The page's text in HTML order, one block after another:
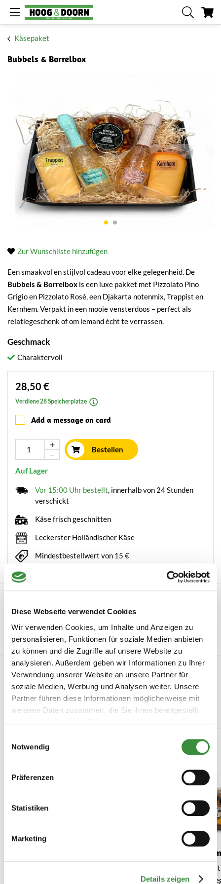
Diese Webseite verwendet Cookies
Wir verwenden Cookies, um Inhalte und Anzeigen zu
personalisieren, Funktionen für soziale Medien anbieten
zu können und die Zugriffe auf unsere Website zu
analysieren. Außerdem geben wir Informationen zu Ihrer
Verwendung unserer Website an unsere Partner für
soziale Medien, Werbung und Analysen weiter. Unsere
Partner führen diese Informationen möglicherweise mit
weiteren Daten zusammen, die Sie ihnen bereitgestellt
Notwendig
Präferenzen
Statistiken
Marketing
Details zeigen
Käsepaket
Bubbels & Borrelbox
Zur Wunschliste hinzufügen
Een smaakvol en stijlvol cadeau voor elke gelegenheid. De
Bubbels & Borrelbox is een luxe pakket met Pizzolato Pino
Grigio en Pizzolato Rosé, een Djakarta notenmix, Trappist en
Kernhem. Verpakt in een mooie vensterdoos – perfect als
relatiegeschenk of om iemand écht te verrassen.
Geschmack
Charaktervoll
28,50 €
Verdiene 28 Speicherplatze
Add a message on card
Bestellen
Auf Lager
Vor 15:00 Uhr bestellt, innerhalb von 24 Stunden
verschickt
Käse frisch geschnitten
Leckerster Holländischer Käse
Mindestbestellwert von 15 €
Bubbels & Borrelbox Ben je op zoek naar een stijlvol en
smaakvol borrelpakket of kaaspakket met...
Mehr lesen
Produktinformation
Artikelnummer 2026-07
Geschmack Charaktervoll
Noord -
Een smaakvol en
voor elke